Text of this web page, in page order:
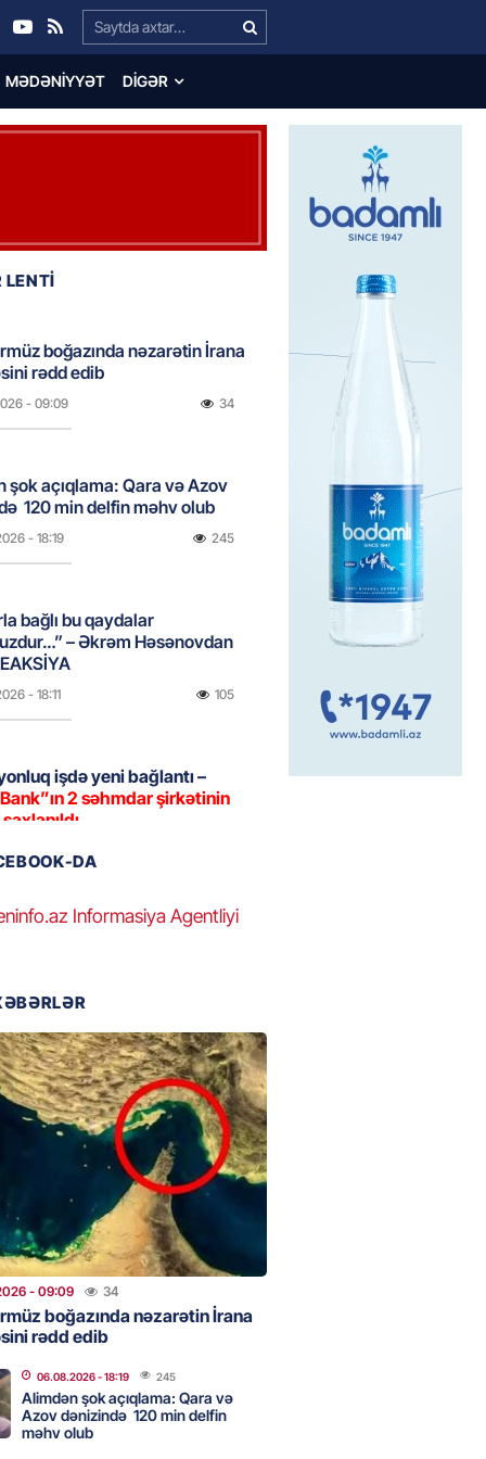
Search…
MƏDƏNIYYƏT DIGƏR
boğazında nəzarətin İrana
rədd edib
- 09:09 34
şok açıqlama: Qara və Azov
120 min delfin məhv olub
- 18:19 245
bağlı bu qaydalar
– Əkrəm Həsənovdan
- 18:11 105
işdə yeni bağlantı –
2 səhmdar şirkətinin
avtomobillərdən kim pul
çıxan məktəbdə nələr
– REPORTAJ
- 17:15 114
“Şöhrət” ordeni ilə təltif
Aslanbəyli kimdir? –
- 17:00 193
verib: “İddiaların
hissəsi həqiqəti əks
DA
Informasiya Agentliyi
- 09:09 34
boğazında nəzarətin İrana
rədd edib
06.08.2026- 18:19 245
Alimdən şok açıqlama: Qara və
Azov dənizində 120 min delfin
məhv olub